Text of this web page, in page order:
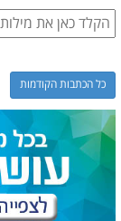
כל הכתבות הקודמות